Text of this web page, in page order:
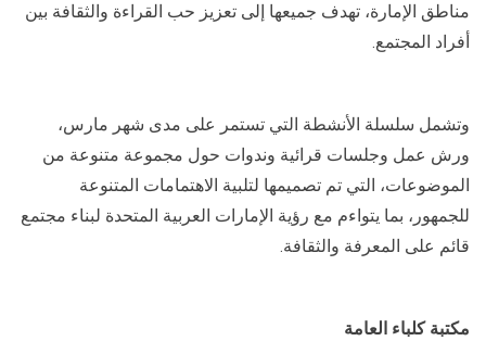
مناطق الإمارة، تهدف جميعها إلى تعزيز حب القراءة والثقافة بين
أفراد المجتمع.
وتشمل سلسلة الأنشطة التي تستمر على مدى شهر مارس،
ورش عمل وجلسات قرائية وندوات حول مجموعة متنوعة من
الموضوعات، التي تم تصميمها لتلبية الاهتمامات المتنوعة
للجمهور، بما يتواءم مع رؤية الإمارات العربية المتحدة لبناء مجتمع
قائم على المعرفة والثقافة.
مكتبة كلباء العامة